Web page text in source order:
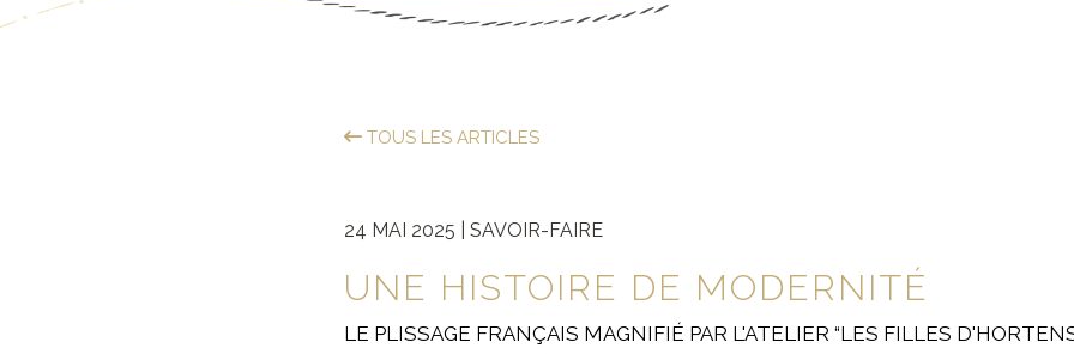
TOUS LES ARTICLES
24 MAI 2025 | SAVOIR-FAIRE
UNE HISTOIRE DE MODERNITÉ
LE PLISSAGE FRANÇAIS MAGNIFIÉ PAR L'ATELIER “LES FILLES